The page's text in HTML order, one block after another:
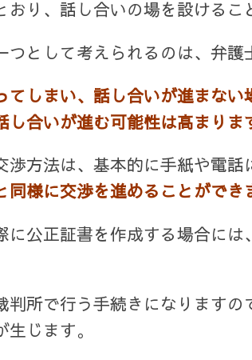
おり、話し合いの場を設けるこ
として考えられるのは、弁護
てしまい、話し合いが進まな
合いが進む可能性は高まりま
方法は、基本的に手紙や電話
様に交渉を進めることができ
に公正証書を作成する場合に
判所で行う手続きになります
じます。